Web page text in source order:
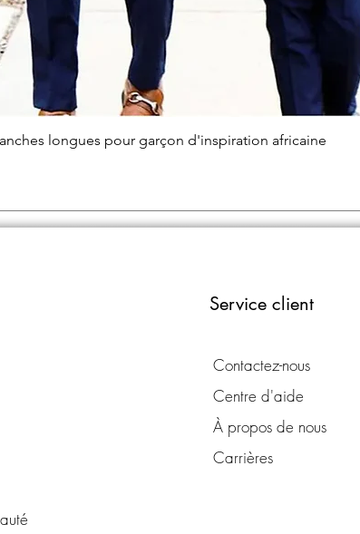
Aperçu rapide
longues pour garçon d'inspiration africaine
Service client
Contactez-nous
Centre d'aide
À propos de nous
Carrières